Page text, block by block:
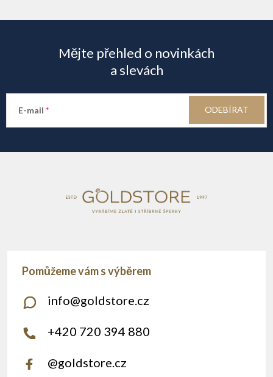
a
t
Mějte přehled o novinkách
a slevách
E-mail ODEBÍRAT
info@goldstore.cz
+420 720 394 880
@goldstore.cz